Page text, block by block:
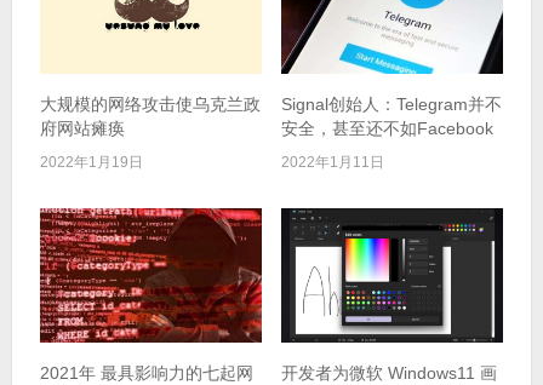
大规模的网络攻击使乌克兰政
府网站瘫痪
2022年1月19日
Signal创始人：Telegram并不
安全，甚至还不如Facebook
2022年1月11日
2021年 最具影响力的七起网
开发者为微软 Windows11 画